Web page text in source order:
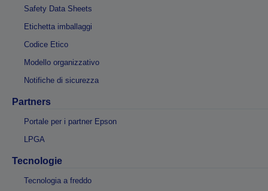
Safety Data Sheets
Etichetta imballaggi
Codice Etico
Modello organizzativo
Notifiche di sicurezza
Partners
Portale per i partner Epson
LPGA
Tecnologie
Tecnologia a freddo